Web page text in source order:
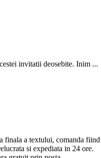
invitatii deosebite. Inim ...
finala a textului, comanda
si expediata in 24 ore.